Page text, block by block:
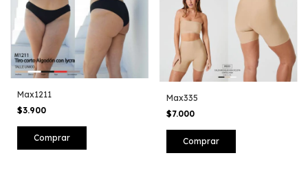
Max1211
$3.900
Comprar
Max335
$7.000
Comprar